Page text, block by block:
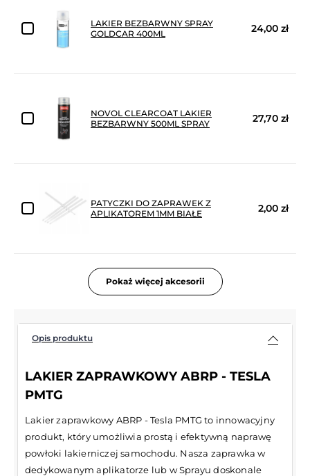
LAKIER BEZBARWNY SPRAY
GOLDCAR 400ML
24,00 zł
NOVOL CLEARCOAT LAKIER
BEZBARWNY 500ML SPRAY
27,70 zł
PATYCZKI DO ZAPRAWEK Z
APLIKATOREM 1MM BIAŁE
2,00 zł
Pokaż więcej akcesorii
Opis produktu
LAKIER ZAPRAWKOWY ABRP - TESLA
PMTG
Lakier zaprawkowy ABRP - Tesla PMTG to innowacyjny
produkt, który umożliwia prostą i efektywną naprawę
powłoki lakierniczej samochodu. Nasza zaprawka w
dedykowanym aplikatorze lub w Sprayu doskonale